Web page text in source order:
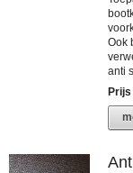
Ook
anti